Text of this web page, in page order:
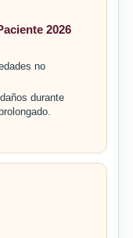
2026
no
durante